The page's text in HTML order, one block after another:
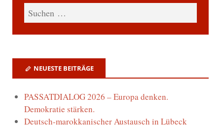
NEUESTE BEITRÄGE
PASSATDIALOG 2026 – Europa denken.
Demokratie stärken.
Deutsch-marokkanischer Austausch in Lübeck